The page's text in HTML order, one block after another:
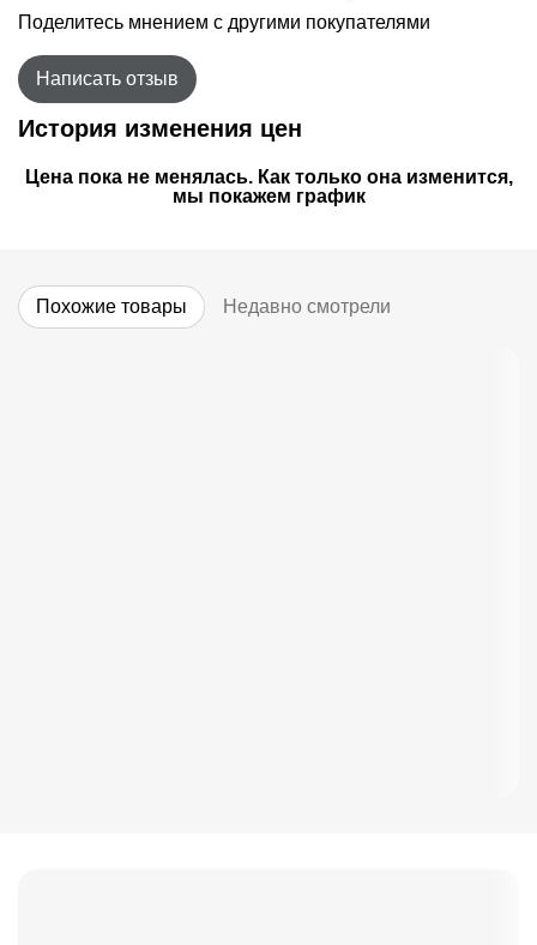
Поделитесь мнением с другими покупателями
Написать отзыв
История изменения цен
Цена пока не менялась. Как только она изменится,
мы покажем график
Похожие товары Недавно смотрели